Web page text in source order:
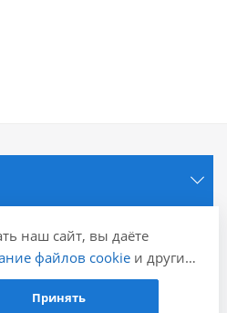
наш сайт, вы даёте
файлов cookieи других
(включая IP-адрес,
устройстве, действиях
Принять